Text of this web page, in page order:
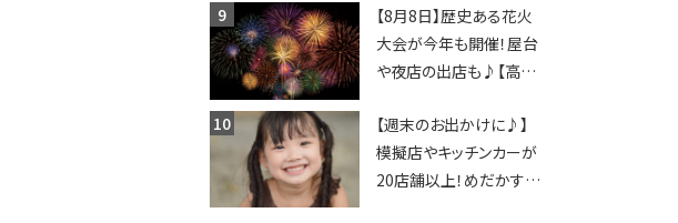
レーンゲームで青果や日
用品までゲットできる新
スポット！
【8月8日】歴史ある花火
大会が今年も開催！屋台
や夜店の出店も♪【高宮
【週末のお出かけに♪】
模擬店やキッチンカーが
20店舗以上！めだかすく